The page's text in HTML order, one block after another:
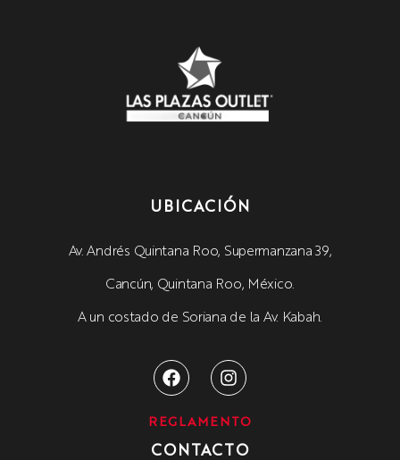
UBICACIÓN
Av. Andrés Quintana Roo, Supermanzana 39,
Cancún, Quintana Roo, México.
A un costado de Soriana de la Av. Kabah.
REGLAMENTO
CONTACTO